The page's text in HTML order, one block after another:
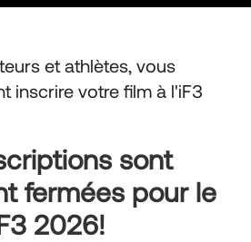
et athlètes, vous
inscrire votre film à l'iF3
sont
fermées pour le
2026!